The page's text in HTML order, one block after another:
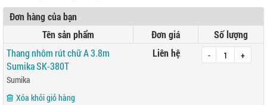
Đơn hàng của bạn
Tên sản phẩm
Đơn giá
Số lượng
Thang nhôm rút chữ A 3.8m
Sumika SK-380T
Sumika
Xóa khỏi giỏ hàng
Liên hệ - +